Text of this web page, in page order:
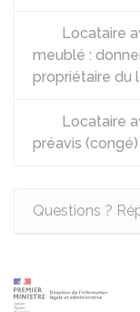
Locataire
meublé :
propriétaire du
Locataire
préavis
Questions ?